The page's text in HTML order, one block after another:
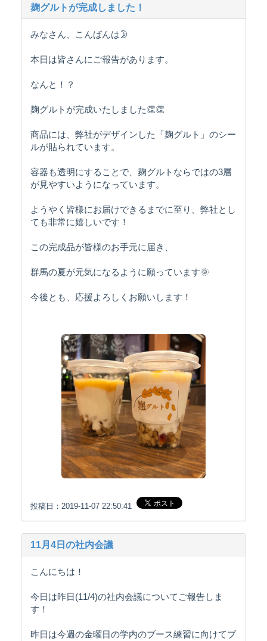
麹グルトが完成しました！
みなさん、こんばんは🌛
本日は皆さんにご報告があります。
なんと！？
麹グルトが完成いたしました👏👏
商品には、弊社がデザインした「麹グルト」のシー
ルが貼られています。
容器も透明にすることで、麹グルトならではの3層
が見やすいようになっています。
ようやく皆様にお届けできるまでに至り、弊社とし
ても非常に嬉しいです！
この完成品が皆様のお手元に届き、
群馬の夏が元気になるように願っています🌞
今後とも、応援よろしくお願いします！
投稿日：2019-11-07 22:50:41
11月4日の社内会議
こんにちは！
今日は昨日(11/4)の社内会議についてご報告しま
す！
昨日は今週の金曜日の学内のブース練習に向けてブ